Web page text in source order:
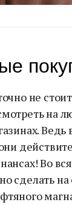
не стоит
на
Ведь
Во
сделать на